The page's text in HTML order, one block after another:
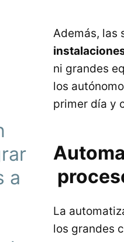
a
Además, las
ni grandes
los
primer día y
La
los grandes